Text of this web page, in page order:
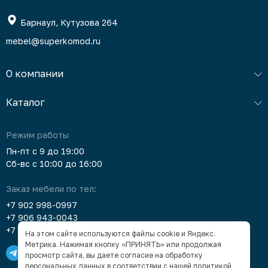
теплые слова о его работе. Рады, что
и сделать небольшую красивую кухню.
С уважением, мебельная компания
Барнаул, Кутузова 264
mebel@superkomod.ru
О компании
Каталог
Режим работы
Пн-пт с 9 до 19:00
Сб-вс с 10:00 до 16:00
Заказ мебели по тел:
+7 902 998-0997
+7 906 943-0043
+7 903 912-5378
На этом сайте используются файлы cookie и Яндекс.
Метрика. Нажимая кнопку «ПРИНЯТЬ» или продолжая
просмотр сайта, вы даете согласие на обработку
персональных данных в соответствии с нашей политикой